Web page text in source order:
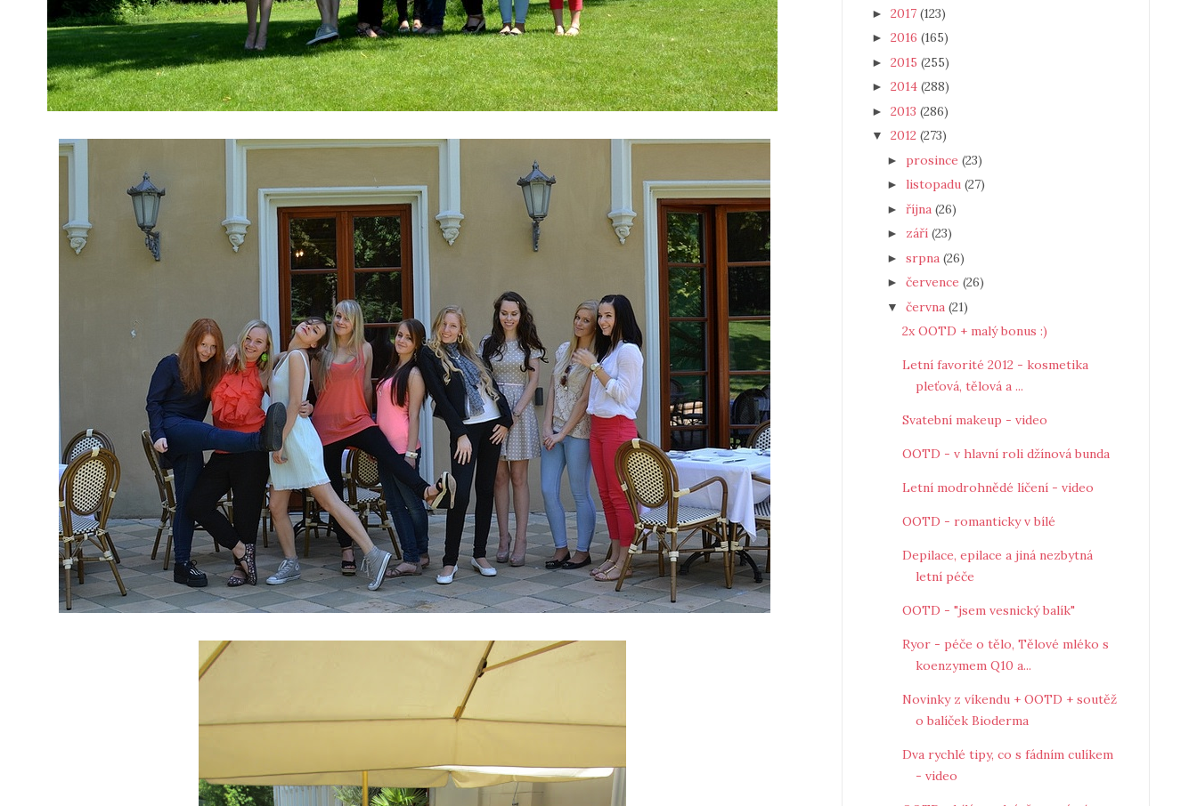
► 2017 (123)
► 2016 (165)
► 2015 (255)
► 2014 (288)
► 2013 (286)
▼ 2012 (273)
► prosince (23)
► listopadu (27)
► října (26)
► září (23)
► srpna (26)
► července (26)
▼ června (21)
2x OOTD + malý bonus :)
Letní favorité 2012 - kosmetika
pleťová, tělová a ...
Svatební makeup - video
OOTD - v hlavní roli džínová bunda
Letní modrohnědé líčení - video
OOTD - romanticky v bílé
Depilace, epilace a jiná nezbytná
letní péče
OOTD - "jsem vesnický balík"
Ryor - péče o tělo, Tělové mléko s
koenzymem Q10 a...
Novinky z víkendu + OOTD + soutěž
o balíček Bioderma
Dva rychlé tipy, co s fádním culíkem
- video